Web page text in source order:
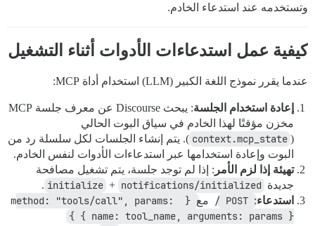
وتستخدمه عند استدعاء الخادم.
كيفية عمل استدعاءات الأدوات أثناء التشغيل
عندما يقرر نموذج اللغة الكبير (LLM) استخدام أداة MCP:
إعادة استخدام الجلسة
: يبحث Discourse عن معرف جلسة MCP
مخزن مؤقتًا لهذا الخادم في سياق البوت الحالي
(
context.mcp_state ). يتم إنشاء الجلسات لكل سلسلة رد من
البوت وإعادة استخدامها عبر استدعاءات الأدوات لنفس الخادم.
تهيئة إذا لزم الأمر : إذا لم توجد جلسة، يتم تشغيل مصافحة
جديدة
initialize + notifications/initialized
.
استدعاء:
POST / مع
{ method: "tools/call", params:
{ name: tool_name, arguments: params } }